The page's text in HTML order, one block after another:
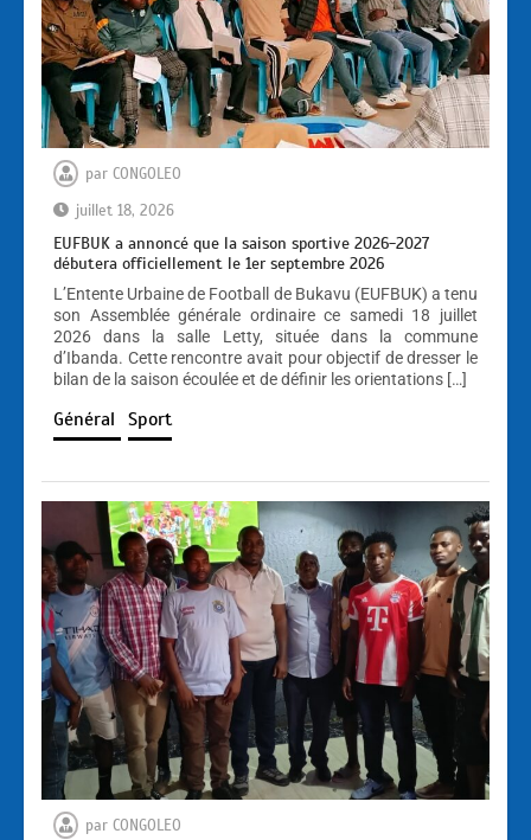
par CONGOLEO
juillet 18, 2026
EUFBUK a annoncé que la saison sportive 2026-2027
débutera officiellement le 1er septembre 2026
L’Entente Urbaine de Football de Bukavu (EUFBUK) a tenu
son Assemblée générale ordinaire ce samedi 18 juillet
2026 dans la salle Letty, située dans la commune
d’Ibanda. Cette rencontre avait pour objectif de dresser le
bilan de la saison écoulée et de définir les orientations […]
Général Sport
par CONGOLEO